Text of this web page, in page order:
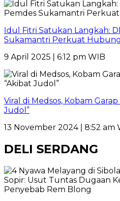
Idul Fitri Satukan Langkah:
Sukamantri Perkuat
9 April 2025 | 6:12 pm WIB
Viral di Medsos, Kobam
Judol”
13 November 2024 | 8:52 am
DELI SERDANG